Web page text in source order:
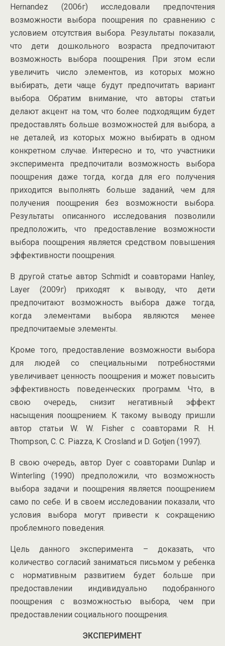
Hernandez (2006г) исследовали предпочтения
возможности выбора поощрения по сравнению с
условием отсутствия выбора. Результаты показали,
что дети дошкольного возраста предпочитают
возможность выбора поощрения. При этом если
увеличить число элементов, из которых можно
выбирать, дети чаще будут предпочитать вариант
выбора. Обратим внимание, что авторы статьи
делают акцент на том, что более подходящим будет
предоставлять больше возможностей для выбора, а
не деталей, из которых можно выбирать в одном
конкретном случае. Интересно и то, что участники
эксперимента предпочитали возможность выбора
поощрения даже тогда, когда для его получения
приходится выполнять больше заданий, чем для
получения поощрения без возможности выбора.
Результаты описанного исследования позволили
предположить, что предоставление возможности
выбора поощрения является средством повышения
эффективности поощрения.
В другой статье автор Schmidt и соавторами Hanley,
Layer (2009г) приходят к выводу, что дети
предпочитают возможность выбора даже тогда,
когда элементами выбора являются менее
предпочитаемые элементы.
Кроме того, предоставление возможности выбора
для людей со специальными потребностями
увеличивает ценность поощрения и может повысить
эффективность поведенческих программ. Что, в
свою очередь, снизит негативный эффект
насыщения поощрением. К такому выводу пришли
автор статьи W. W. Fisher с соавторами R. H.
Thompson, C. C. Piazza, K. Crosland и D. Gotjen (1997).
В свою очередь, автор Dyer с соавторами Dunlap и
Winterling (1990) предположили, что возможность
выбора задачи и поощрения является поощрением
само по себе. И в своем исследовании показали, что
условия выбора могут привести к сокращению
проблемного поведения.
Цель данного эксперимента – доказать, что
количество согласий заниматься письмом у ребенка
с нормативным развитием будет больше при
предоставлении индивидуально подобранного
поощрения с возможностью выбора, чем при
предоставлении социального поощрения.
ЭКСПЕРИМЕНТ